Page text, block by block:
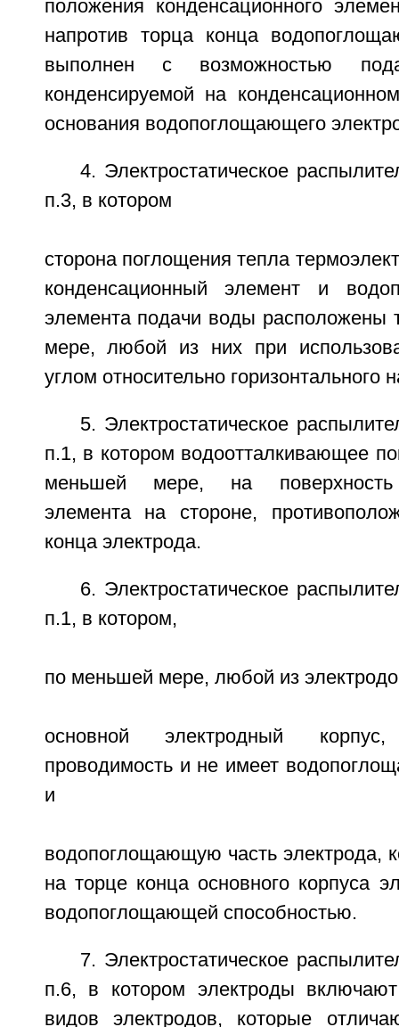
положения конденсационного
напротив торца конца
выполнен с возможностью
конденсируемой на
основания водопоглощающего
4. Электростатическое
п.3, в котором
сторона поглощения тепла
конденсационный элемент и
элемента подачи воды расположены
мере, любой из них при
углом относительно горизонтального
5. Электростатическое
п.1, в котором водоотталкивающее
меньшей мере, на поверхность
элемента на стороне,
конца электрода.
6. Электростатическое
п.1, в котором,
по меньшей мере, любой из
основной электродный
проводимость и не имеет
и
водопоглощающую часть электрода,
на торце конца основного корпуса
водопоглощающей способностью.
7. Электростатическое
п.6, в котором электроды
видов электродов, которые